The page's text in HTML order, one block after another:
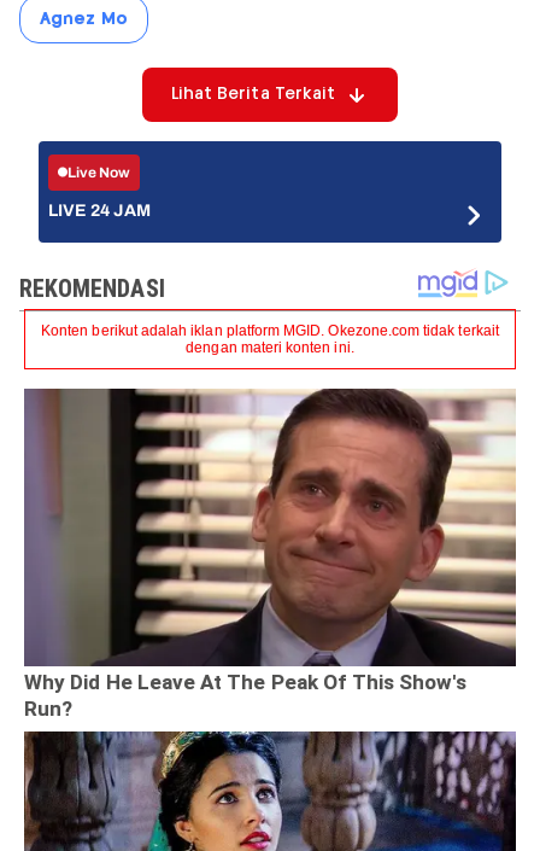
Agnez Mo
Lihat Berita Terkait
Live Now
LIVE 24 JAM